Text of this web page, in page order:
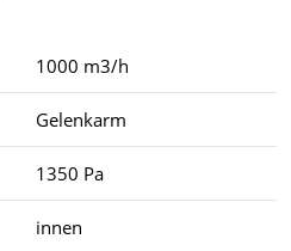
1000 m3/h
Gelenkarm
1350 Pa
innen